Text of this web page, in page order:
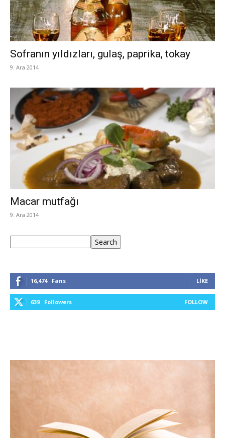
Sofranın yıldızları, gulaş, paprika, tokay
9. Ara 2014
Macar mutfağı
9. Ara 2014
Search
16,474 Fans LIKE
639 Followers FOLLOW